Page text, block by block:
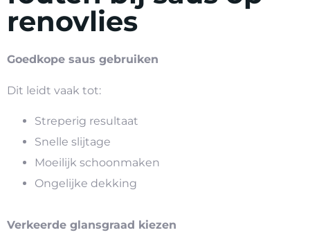
renovlies
Goedkope saus gebruiken
Dit leidt vaak tot:
Streperig resultaat
Snelle slijtage
Moeilijk schoonmaken
Ongelijke dekking
Verkeerde glansgraad kiezen